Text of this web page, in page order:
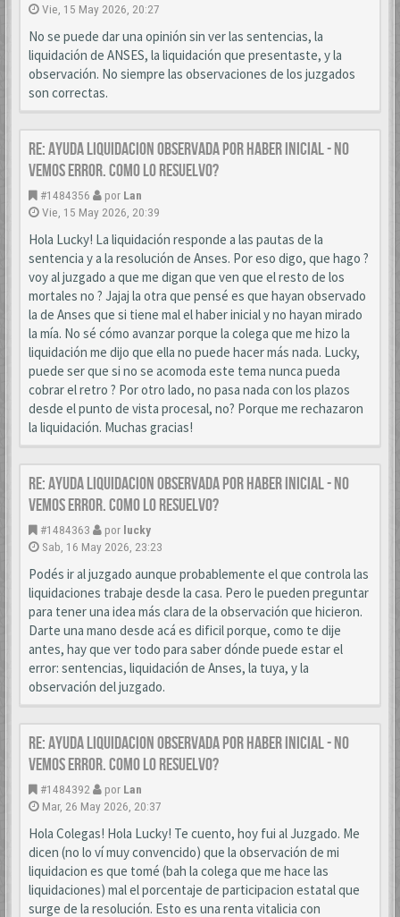
Vie, 15 May 2026, 20:27
No se puede dar una opinión sin ver las sentencias, la
liquidación de ANSES, la liquidación que presentaste, y la
observación. No siempre las observaciones de los juzgados
son correctas.
Re: AYUDA LIQUIDACION OBSERVADA POR HABER INICIAL - NO
VEMOS ERROR. COMO LO RESUELVO?
#1484356 por Lan
Vie, 15 May 2026, 20:39
Hola Lucky! La liquidación responde a las pautas de la
sentencia y a la resolución de Anses. Por eso digo, que hago ?
voy al juzgado a que me digan que ven que el resto de los
mortales no ? Jajaj la otra que pensé es que hayan observado
la de Anses que si tiene mal el haber inicial y no hayan mirado
la mía. No sé cómo avanzar porque la colega que me hizo la
liquidación me dijo que ella no puede hacer más nada. Lucky,
puede ser que si no se acomoda este tema nunca pueda
cobrar el retro ? Por otro lado, no pasa nada con los plazos
desde el punto de vista procesal, no? Porque me rechazaron
la liquidación. Muchas gracias!
Re: AYUDA LIQUIDACION OBSERVADA POR HABER INICIAL - NO
VEMOS ERROR. COMO LO RESUELVO?
#1484363 por lucky
Sab, 16 May 2026, 23:23
Podés ir al juzgado aunque probablemente el que controla las
liquidaciones trabaje desde la casa. Pero le pueden preguntar
para tener una idea más clara de la observación que hicieron.
Darte una mano desde acá es dificil porque, como te dije
antes, hay que ver todo para saber dónde puede estar el
error: sentencias, liquidación de Anses, la tuya, y la
observación del juzgado.
Re: AYUDA LIQUIDACION OBSERVADA POR HABER INICIAL - NO
VEMOS ERROR. COMO LO RESUELVO?
#1484392 por Lan
Mar, 26 May 2026, 20:37
Hola Colegas! Hola Lucky! Te cuento, hoy fui al Juzgado. Me
dicen (no lo ví muy convencido) que la observación de mi
liquidacion es que tomé (bah la colega que me hace las
liquidaciones) mal el porcentaje de participacion estatal que
surge de la resolución. Esto es una renta vitalicia con